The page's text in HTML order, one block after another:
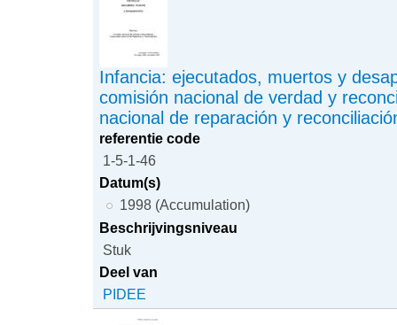
Infancia: ejecutados, muertos y
comisión nacional de verdad y
nacional de reparación y
referentie code
1-5-1-46
Datum(s)
1998 (Accumulation)
Beschrijvingsniveau
Stuk
Deel van
PIDEE